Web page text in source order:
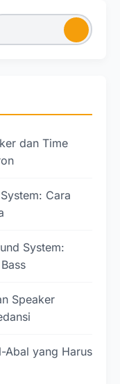
dan Time
Cara
System:
Speaker
Abal yang Harus